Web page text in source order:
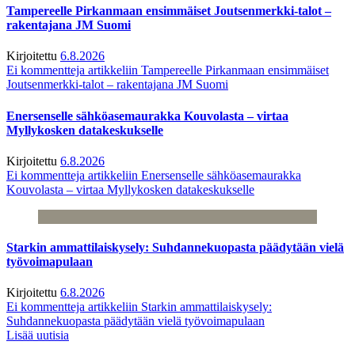
Tampereelle Pirkanmaan ensimmäiset Joutsenmerkki-talot –
rakentajana JM Suomi
Kirjoitettu 6.8.2026
Ei kommentteja artikkeliin Tampereelle Pirkanmaan ensimmäiset
Joutsenmerkki-talot – rakentajana JM Suomi
Enersenselle sähköasemaurakka Kouvolasta – virtaa
Myllykosken datakeskukselle
Kirjoitettu 6.8.2026
Ei kommentteja artikkeliin Enersenselle sähköasemaurakka
Kouvolasta – virtaa Myllykosken datakeskukselle
Starkin ammattilaiskysely: Suhdannekuopasta päädytään vielä
työvoimapulaan
Kirjoitettu 6.8.2026
Ei kommentteja artikkeliin Starkin ammattilaiskysely:
Suhdannekuopasta päädytään vielä työvoimapulaan
Lisää uutisia